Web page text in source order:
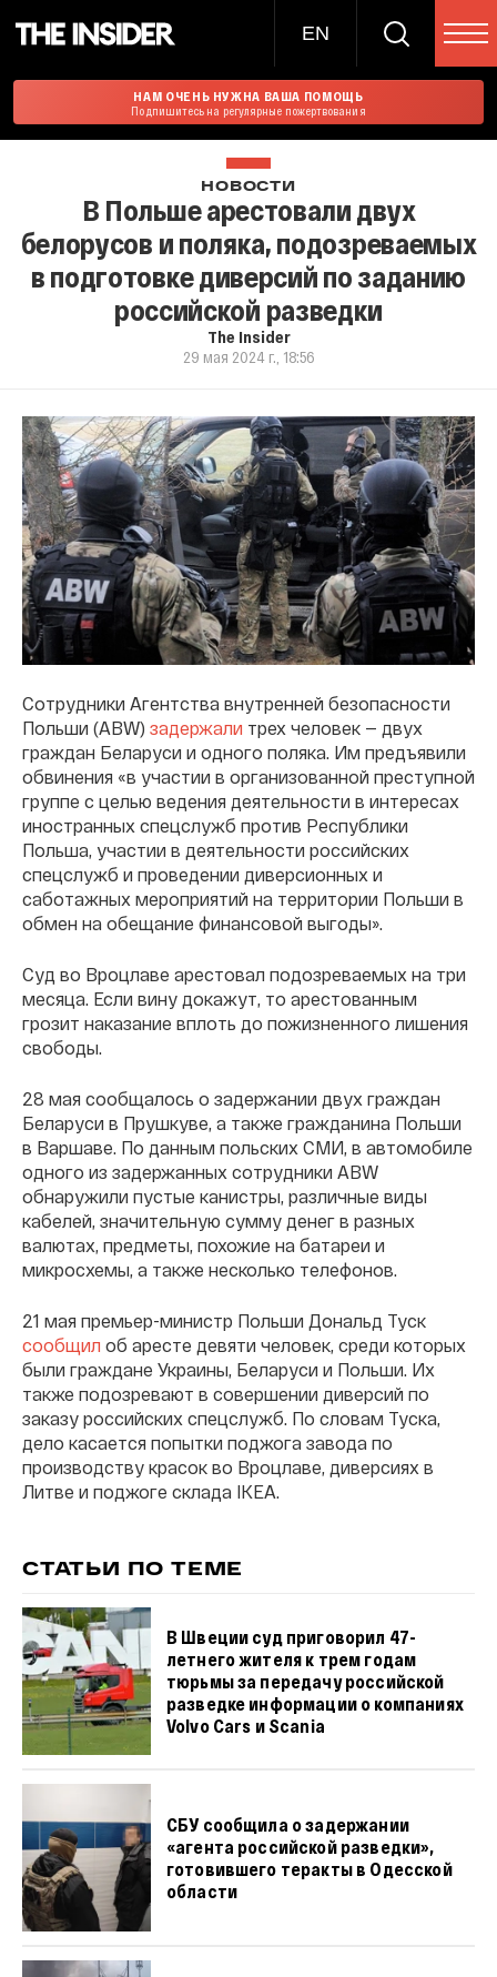
EN
НАМ ОЧЕНЬ НУЖНА ВАША ПОМОЩЬ
Подпишитесь на регулярные пожертвования
НОВОСТИ
В Польше арестовали двух
белорусов и поляка, подозреваемых
в подготовке диверсий по заданию
российской разведки
The Insider
29 мая 2024 г., 18:56
Сотрудники Агентства внутренней безопасности
Польши (ABW) задержали трех человек — двух
граждан Беларуси и одного поляка. Им предъявили
обвинения «в участии в организованной преступной
группе с целью ведения деятельности в интересах
иностранных спецслужб против Республики
Польша, участии в деятельности российских
спецслужб и проведении диверсионных и
саботажных мероприятий на территории Польши в
обмен на обещание финансовой выгоды».
Суд во Вроцлаве арестовал подозреваемых на три
месяца. Если вину докажут, то арестованным
грозит наказание вплоть до пожизненного лишения
свободы.
28 мая сообщалось о задержании двух граждан
Беларуси в Прушкуве, а также гражданина Польши
в Варшаве. По данным польских СМИ, в автомобиле
одного из задержанных сотрудники ABW
обнаружили пустые канистры, различные виды
кабелей, значительную сумму денег в разных
валютах, предметы, похожие на батареи и
микросхемы, а также несколько телефонов.
21 мая премьер-министр Польши Дональд Туск
сообщил об аресте девяти человек, среди которых
были граждане Украины, Беларуси и Польши. Их
также подозревают в совершении диверсий по
заказу российских спецслужб. По словам Туска,
дело касается попытки поджога завода по
производству красок во Вроцлаве, диверсиях в
Литве и поджоге склада IКЕА.
СТАТЬИ ПО ТЕМЕ
В Швеции суд приговорил 47-
летнего жителя к трем годам
тюрьмы за передачу российской
разведке информации о компаниях
Volvo Cars и Scania
СБУ сообщила о задержании
«агента российской разведки»,
готовившего теракты в Одесской
области